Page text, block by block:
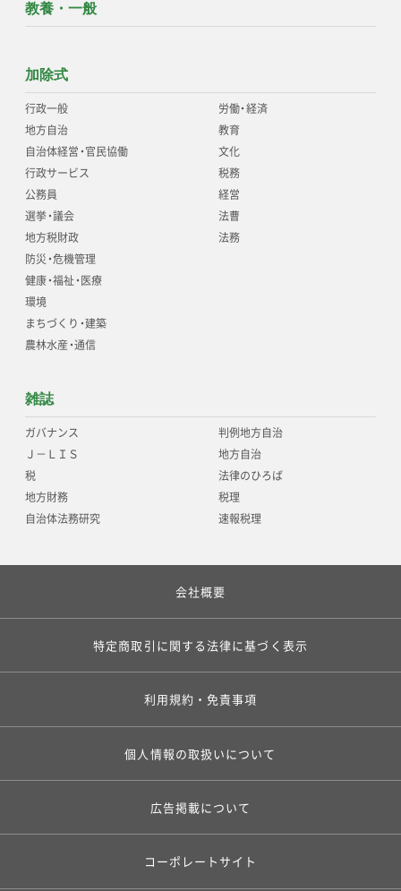
教養・一般
加除式
行政一般
地方自治
自治体経営・官民協働
行政サービス
公務員
選挙・議会
地方税財政
防災・危機管理
健康・福祉・医療
環境
まちづくり・建築
農林水産・通信
労働・経済
教育
文化
税務
経営
法曹
法務
雑誌
ガバナンス
Ｊ－ＬＩＳ
税
地方財務
自治体法務研究
判例地方自治
地方自治
法律のひろば
税理
速報税理
会社概要
特定商取引に関する法律に基づく表示
利用規約・免責事項
個人情報の取扱いについて
広告掲載について
コーポレートサイト